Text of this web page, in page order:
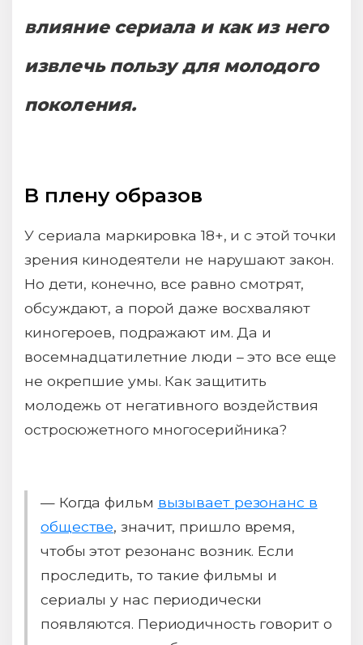
влияние сериала и как из него
извлечь пользу для молодого
поколения.
В плену образов
У сериала маркировка 18+, и с этой точки
зрения кинодеятели не нарушают закон.
Но дети, конечно, все равно смотрят,
обсуждают, а порой даже восхваляют
киногероев, подражают им. Да и
восемнадцатилетние люди – это все еще
не окрепшие умы. Как защитить
молодежь от негативного воздействия
остросюжетного многосерийника?
— Когда фильм вызывает резонанс в
обществе, значит, пришло время,
чтобы этот резонанс возник. Если
проследить, то такие фильмы и
сериалы у нас периодически
появляются. Периодичность говорит о